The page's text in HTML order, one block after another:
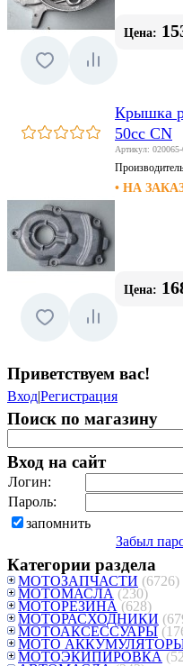
Цена:
Крышка
50сс CN
Артикул:
• НА
Цена:
Приветствуем вас!
Вход|Регистрация
Поиск по магазину
Вход на сайт
Логин:
Пароль:
запомнить
Забыл
Категории раздела
МОТОЗАПЧАСТИ (6726)
МОТОМАСЛА (230)
МОТОРЕЗИНА (628)
МОТОРАСХОДНИКИ
МОТОАКСЕССУАРЫ
МОТО
МОТОЭКИПИРОВКА